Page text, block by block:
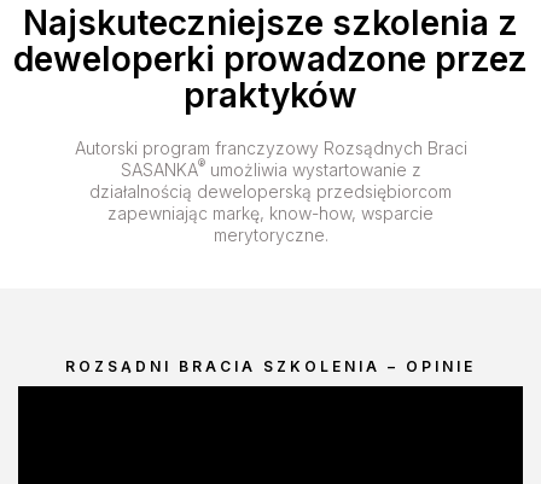
Najskuteczniejsze szkolenia z
deweloperki prowadzone przez
praktyków
Autorski program franczyzowy Rozsądnych Braci
SASANKA®umożliwia wystartowanie z
działalnością deweloperską przedsiębiorcom
zapewniając markę, know-how, wsparcie
merytoryczne.
ROZSĄDNI BRACIA SZKOLENIA – OPINIE